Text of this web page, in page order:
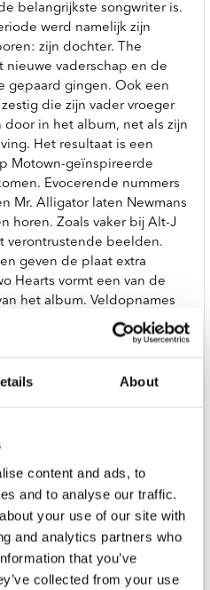
About
content and ads, to
and to analyse our traffic.
your use of our site with
and analytics partners who
that you’ve
collected from your use
belangrijkste songwriter is.
werd namelijk zijn
zijn dochter. The
nieuwe vaderschap en de
gepaard gingen. Ook een
die zijn vader vroeger
in het album, net als zijn
Het resultaat is een
Motown-geïnspireerde
Evocerende nummers
Mr. Alligator laten Newmans
horen. Zoals vaker bij Alt-J
verontrustende beelden.
geven de plaat extra
Hearts vormt een van de
het album. Veldopnames
of eigenlijk dat van zijn
draad door het nummer, van
uit Alt-J haalt, je niet
critically acclaimed Mercury
band, alt-J.Recorded in LA
La Gaza, a dedicated
a trio of female vocalists,
alt-J (esque) songs with a
Gospel energy.